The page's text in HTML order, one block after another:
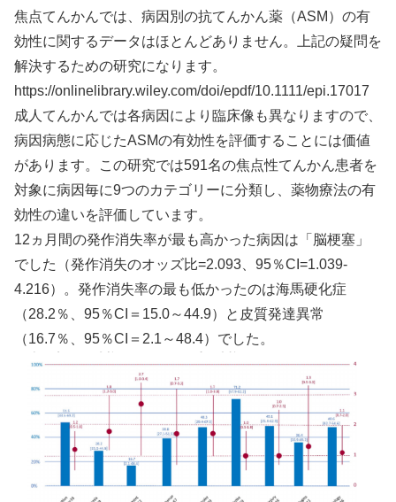
焦点てんかんでは、病因別の抗てんかん薬（ASM）の有
効性に関するデータはほとんどありません。上記の疑問を
解決するための研究になります。
https://onlinelibrary.wiley.com/doi/epdf/10.1111/epi.17017
成人てんかんでは各病因により臨床像も異なりますので、
病因病態に応じたASMの有効性を評価することには価値
があります。この研究では591名の焦点性てんかん患者を
対象に病因毎に9つのカテゴリーに分類し、薬物療法の有
効性の違いを評価しています。
12ヵ月間の発作消失率が最も高かった病因は「脳梗塞」
でした（発作消失のオッズ比=2.093、95％CI=1.039-
4.216）。発作消失率の最も低かったのは海馬硬化症
（28.2％、95％CI＝15.0～44.9）と皮質発達異常
（16.7％、95％CI＝2.1～48.4）でした。